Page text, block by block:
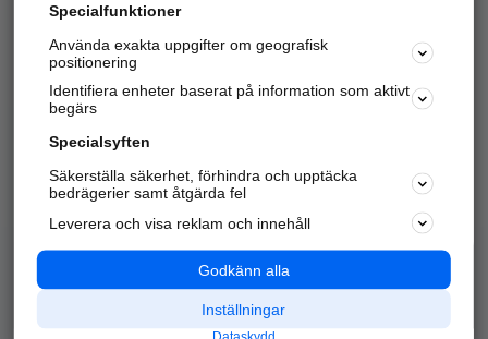
Kom igång och annonsera mot
samarbetspartners nära dig.
Alla kategorier
Populära sökningar
API & Kartor
Annonsera
Integritet
Nödnummer
Specialfunktioner
Använda exakta uppgifter om geografisk
positionering
Identifiera enheter baserat på information som aktivt
begärs
Specialsyften
Säkerställa säkerhet, förhindra och upptäcka
bedrägerier samt åtgärda fel
Leverera och visa reklam och innehåll
Godkänn alla
Inställningar
Dataskydd